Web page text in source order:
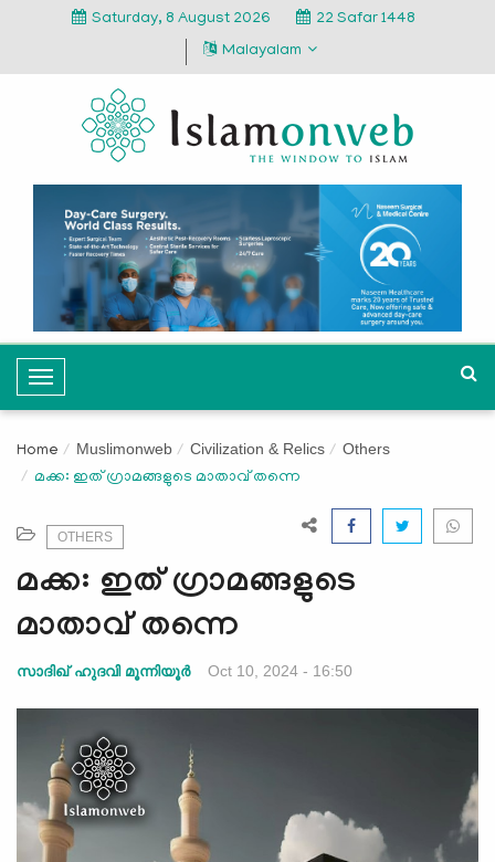
Saturday, 8 August 2026
22 Safar 1448
Malayalam
T
o
g
l
v
i
a
n
Home Muslimonweb Civilization & Relics Others
മക്ക: ഇത് ഗ്രാമങ്ങളുടെ മാതാവ് തന്നെ
OTHERS
മക്ക: ഇത് ഗ്രാമങ്ങളുടെ
മാതാവ് തന്നെ
സാദിഖ് ഹുദവി മൂന്നിയൂര്‍ Oct 10, 2024 - 16:50